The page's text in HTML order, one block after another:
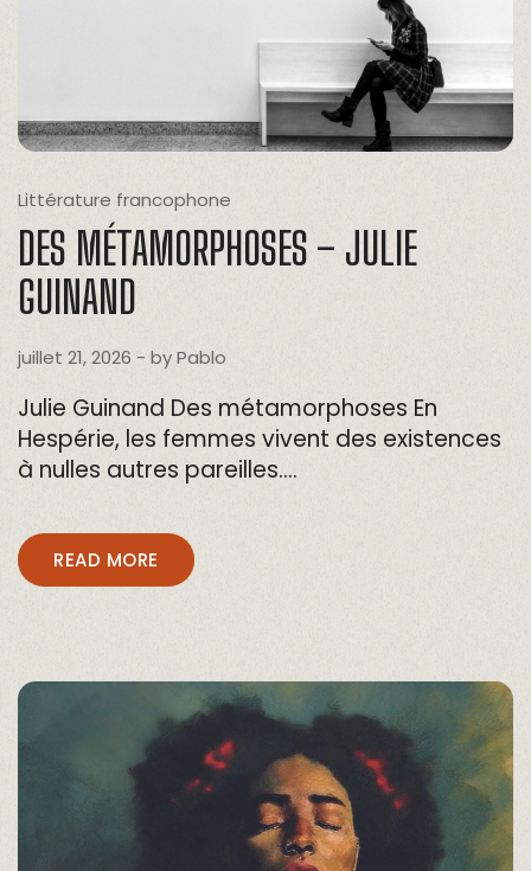
Littérature francophone
DES MÉTAMORPHOSES – JULIE
GUINAND
juillet 21, 2026 - byPablo
Julie Guinand Des métamorphoses En
Hespérie, les femmes vivent des existences
à nulles autres pareilles….
READ MORE